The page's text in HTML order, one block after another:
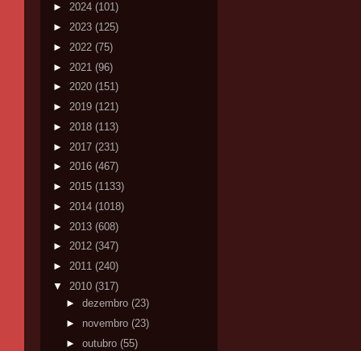
► 2024 (101)
► 2023 (125)
► 2022 (75)
► 2021 (96)
► 2020 (151)
► 2019 (121)
► 2018 (113)
► 2017 (231)
► 2016 (467)
► 2015 (1133)
► 2014 (1018)
► 2013 (608)
► 2012 (347)
► 2011 (240)
▼ 2010 (317)
► dezembro (23)
► novembro (23)
► outubro (55)